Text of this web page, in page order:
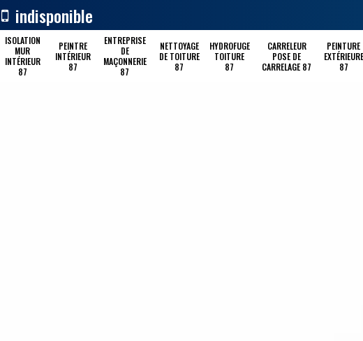
indisponible
ISOLATION
MUR
INTÉRIEUR
87
PEINTRE
INTÉRIEUR
87
ENTREPRISE
DE
MAÇONNERIE
87
NETTOYAGE
DE TOITURE
87
HYDROFUGE
TOITURE
87
CARRELEUR
POSE DE
CARRELAGE 87
PEINTURE
EXTÉRIEURE
87